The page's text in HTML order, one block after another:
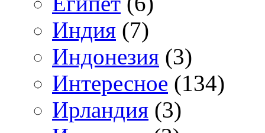
Индия (7)
Индонезия (3)
Интересное (134)
Ирландия (3)